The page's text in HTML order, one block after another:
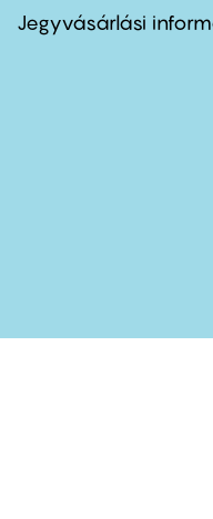
second
Jegyvásárlási